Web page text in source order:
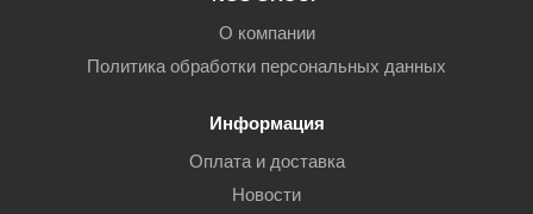
О компании
Политика обработки персональных данных
Информация
Оплата и доставка
Новости